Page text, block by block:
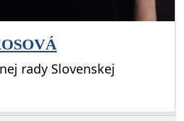
rady Slovenskej